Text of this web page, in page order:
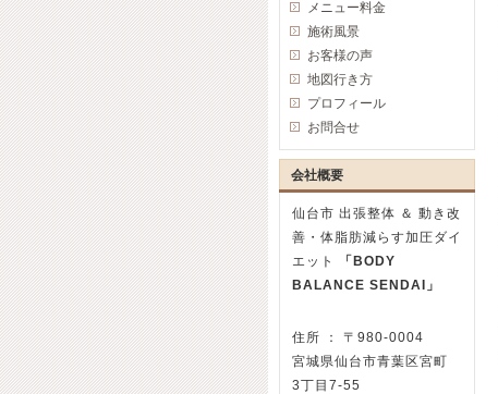
メニュー料金
施術風景
お客様の声
地図行き方
プロフィール
お問合せ
会社概要
仙台市 出張整体 ＆ 動き改
善・体脂肪減らす加圧ダイ
エット
「BODY
BALANCE SENDAI」
住所 ： 〒980-0004
宮城県仙台市青葉区宮町
3丁目7-55